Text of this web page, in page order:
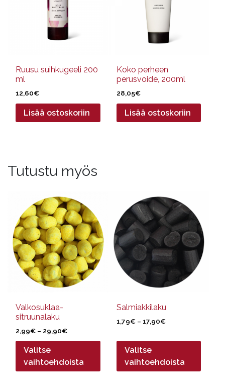
Ruusu suihkugeeli 200
ml
12,60€
Lisää ostoskoriin
Koko perheen
perusvoide, 200ml
28,05€
Lisää ostoskoriin
Tutustu myös
Valkosuklaa-
sitruunalaku
2,99€ – 29,90€Hintaluokka:
2,99€
29,90€
Valitse
vaihtoehdoista
tuotteella
useampi
muunnelma.
Voit
tehdä
valinnat
sivulla.
Salmiakkilaku
1,79€ – 17,90€Hintaluokka:
-
Valitse
vaihtoehdoista
tuotteella
useampi
muunnelma.
Voit
tehdä
valinnat
sivulla.